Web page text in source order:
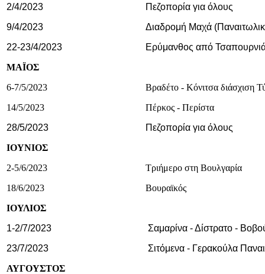
2/4/2023
Πεζοπορία για όλους
9/4/2023
Διαδρομή Μαχά
22-23/4/2023
Ερύμανθος από Τσαπουρνιά
ΜΑΪΟΣ
6-7/5/2023
Βραδέτο - Κόνιτσα διάσχιση
14/5/2023
Πέρκος - Περίστα
28/5/2023
Πεζοπορία για όλους
ΙΟΥΝΙΟΣ
2-5/6/2023
Τριήμερο στη Βουλγαρία
18/6/2023
Βουραϊκός
ΙΟΥΛΙΟΣ
1-2/7/2023
Σαμαρίνα - Δίστρατο -
23/7/2023
Σιτόμενα - Γερακούλα
ΑΥΓΟΥΣΤΟΣ